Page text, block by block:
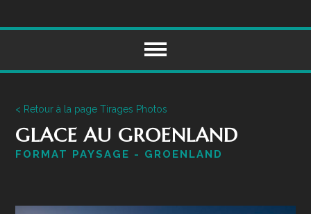
content
< Retour à la page Tirages Photos
GLACE AU GROENLAND
FORMAT PAYSAGE - GROENLAND